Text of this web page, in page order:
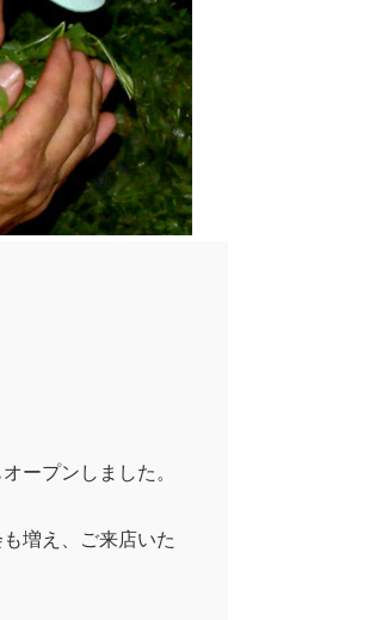
ープンしました。
増え、ご来店いた